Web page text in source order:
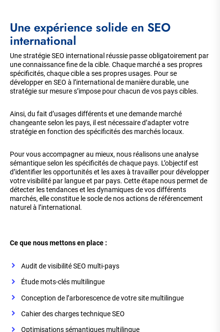
Une expérience solide en SEO
international
Une stratégie SEO international réussie passe obligatoirement par
une connaissance fine de la cible. Chaque marché a ses propres
spécificités, chaque cible a ses propres usages. Pour se
développer en SEO à l’international de manière durable, une
stratégie sur mesure s’impose pour chacun de vos pays cibles.
Ainsi, du fait d’usages différents et une demande marché
changeante selon les pays, il est nécessaire d’adapter votre
stratégie en fonction des spécificités des marchés locaux.
Pour vous accompagner au mieux, nous réalisons une analyse
sémantique selon les spécificités de chaque pays. L’objectif est
d’identifier les opportunités et les axes à travailler pour développer
votre visibilité par langue et par pays. Cette étape nous permet de
détecter les tendances et les dynamiques de vos différents
marchés, elle constitue le socle de nos actions de référencement
naturel à l’international.
Ce que nous mettons en place :
Audit de visibilité SEO multi-pays
Étude mots-clés multilingue
Conception de l’arborescence de votre site multilingue
Cahier des charges technique SEO
Optimisations sémantiques multilingue